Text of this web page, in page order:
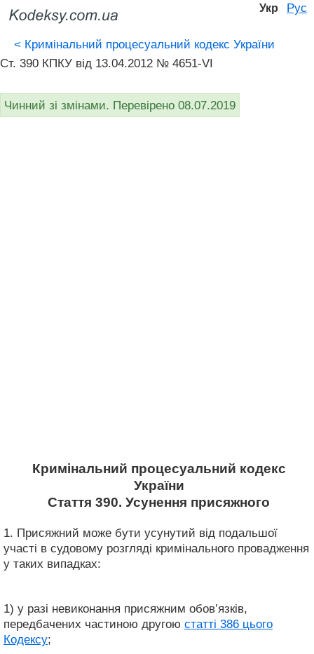
Укр Рус
< Кримінальний процесуальний кодекс України
Ст. 390 КПКУ від 13.04.2012 № 4651-VI
Чинний зі змінами. Перевірено 08.07.2019
Кримінальний процесуальний кодекс
України
Стаття 390. Усунення присяжного
1. Присяжний може бути усунутий від подальшої
участі в судовому розгляді кримінального провадження
у таких випадках:
1) у разі невиконання присяжним обов’язків,
передбачених частиною другою статті 386 цього
Кодексу;